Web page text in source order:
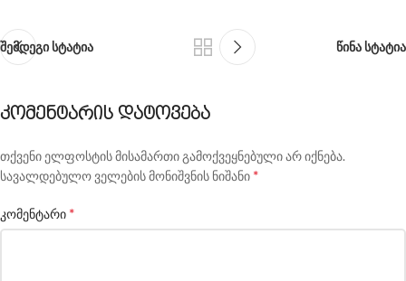
შემდეგი სტატია წინა სტატია
კომენტარის დატოვება
თქვენი ელფოსტის მისამართი გამოქვეყნებული არ იქნება.
სავალდებულო ველების მონიშვნის ნიშანი *
კომენტარი *